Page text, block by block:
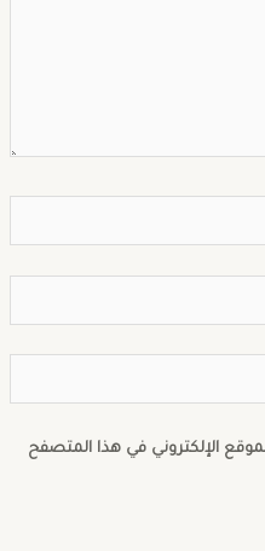
الإلكتروني في هذا المتصفح